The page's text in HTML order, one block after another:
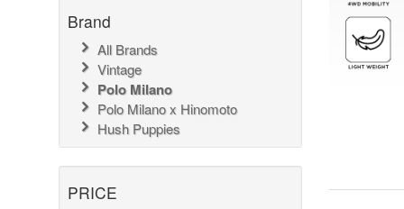
Brand
All Brands
Vintage
Polo Milano
Polo Milano x Hinomoto
Hush Puppies
PRICE